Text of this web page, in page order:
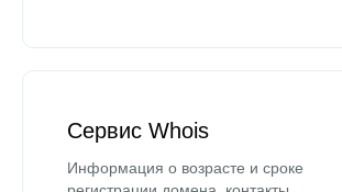
Сервис Whois
Информация о возрасте и сроке